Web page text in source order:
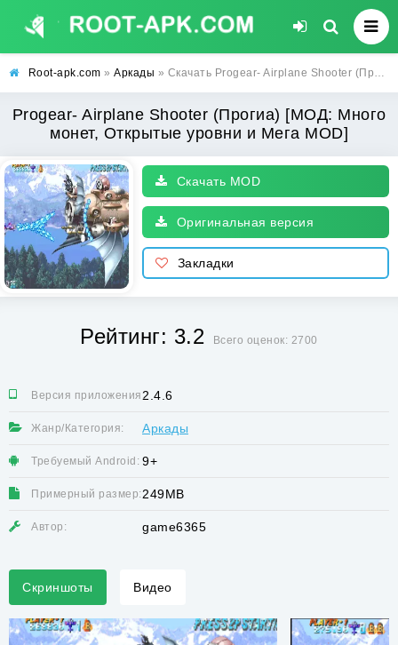
Root-apk.com » Аркады » Скачать Progear- Airplane Shooter (Прогиа) [МОД: Много монет, Открытые уровни и Мега MOD] | Взлом Progear- Airplane Shooter на Андроид
Progear- Airplane Shooter (Прогиа) [МОД: Много
монет, Открытые уровни и Мега MOD]
Скачать MOD
Оригинальная версия
Закладки
Рейтинг: 3.2 Всего оценок: 2700
Версия приложения:2.4.6
Жанр/Категория: Аркады
Требуемый Android: 9+
Примерный размер: 249MB
Автор: game6365
Скриншоты Видео